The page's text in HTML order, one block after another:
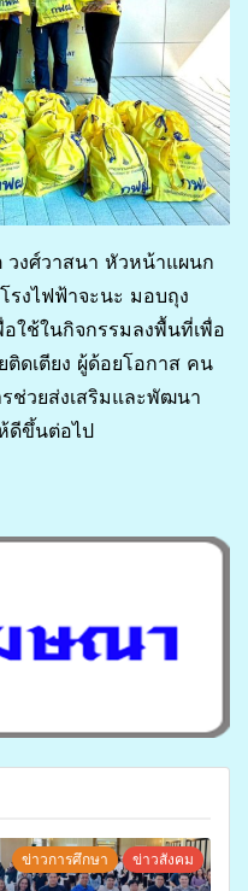
งศ์​วาสนา​ หัวหน้า​แผนก​
งไฟฟ้า​จะ​นะ​ มอบถุง
ใช้ในกิจกรรมลงพื้นที่เพื่อ
ติดเตียง​ ผู้ด้อยโอกาส​ คน
ช่วยส่งเสริมและพัฒนา
ดีขึ้นต่อไป
ข่าวการศึกษา ข่าวสังคม